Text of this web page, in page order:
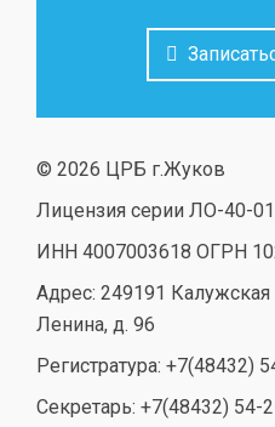
© 2026 ЦРБ г.Жуков
Лицензия серии ЛО-40-
ИНН 4007003618 ОГРН
Адрес: 249191 Калужская
Ленина, д. 96
Регистратура: +7(48432)
Секретарь: +7(48432) 54-